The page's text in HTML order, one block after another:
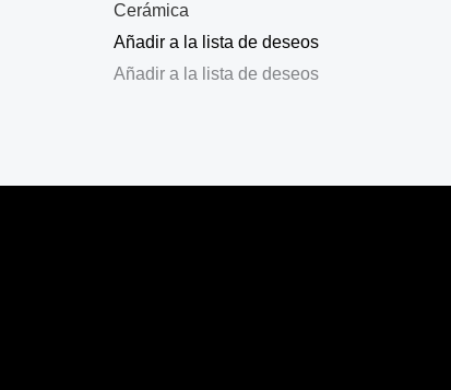
Cerámica
Añadir a la lista de deseos
Añadir a la lista de deseos